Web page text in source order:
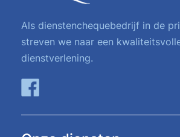
Als dienstenchequebedrijf in de
streven we naar een
dienstverlening.